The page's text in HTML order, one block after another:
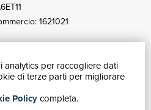
per raccogliere dati
di terze parti per migliorare
Policycompleta.
1621021
ACQUISTI
avanzata